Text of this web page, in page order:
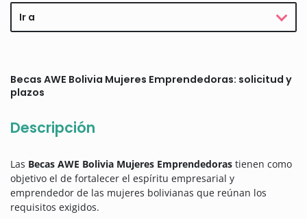
Ir a
Becas AWE Bolivia Mujeres Emprendedoras: solicitud y
plazos
Descripción
Las Becas AWE Bolivia Mujeres Emprendedoras tienen como
objetivo el de fortalecer el espíritu empresarial y
emprendedor de las mujeres bolivianas que reúnan los
requisitos exigidos.